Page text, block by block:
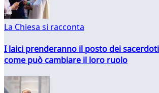
La Chiesa si racconta
I laici prenderanno il posto dei
come può cambiare il loro ruolo